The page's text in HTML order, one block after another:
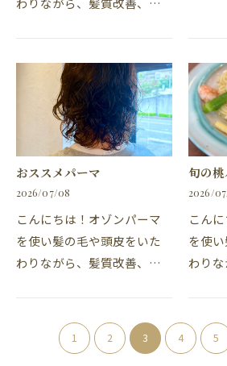
る常滑市の美容院、美容
室・カナリア常滑店の柴山
です。毎日暑く暑さと闘…
室・
す。
サ…
おススメパーマ
2026/07/08
こんにちは！オゾンパーマ
を使い髪の毛や頭皮をいた
わりながら、髪質改善、髪
る、東海市の美容院、美容
室・カナリアの吉川です。
旬の桃
2026/
こん
を使
わり
滑市の
ナリア
1 2 3 4 5